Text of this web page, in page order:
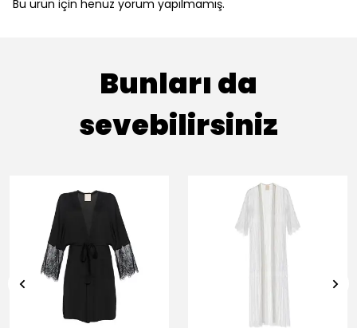
Bu ürün için henüz yorum yapılmamış.
Bunları da
sevebilirsiniz